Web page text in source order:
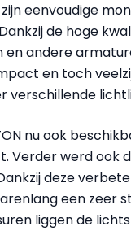
eenvoudige
de hoge
en andere
en toch
verschillende
nu ook
werd ook
deze
een zeer
liggen de